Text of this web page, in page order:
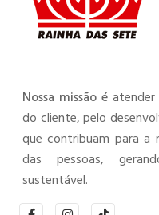
Nossa missão é
do cliente, pelo
que contribuam para a
das pessoas,
sustentável.